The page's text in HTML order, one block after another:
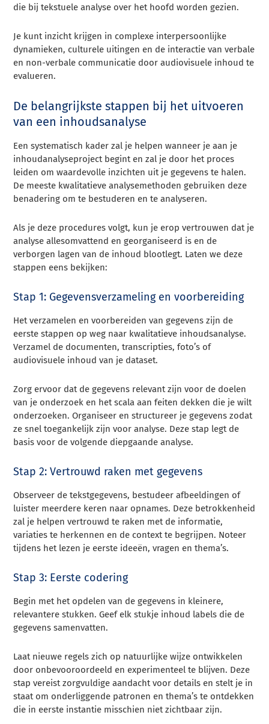
die bij tekstuele analyse over het hoofd worden gezien.
Je kunt inzicht krijgen in complexe interpersoonlijke
dynamieken, culturele uitingen en de interactie van verbale
en non-verbale communicatie door audiovisuele inhoud te
evalueren.
De belangrijkste stappen bij het uitvoeren
van een inhoudsanalyse
Een systematisch kader zal je helpen wanneer je aan je
inhoudanalyseproject begint en zal je door het proces
leiden om waardevolle inzichten uit je gegevens te halen.
De meeste kwalitatieve analysemethoden gebruiken deze
benadering om te bestuderen en te analyseren.
Als je deze procedures volgt, kun je erop vertrouwen dat je
analyse allesomvattend en georganiseerd is en de
verborgen lagen van de inhoud blootlegt. Laten we deze
stappen eens bekijken:
Stap 1: Gegevensverzameling en voorbereiding
Het verzamelen en voorbereiden van gegevens zijn de
eerste stappen op weg naar kwalitatieve inhoudsanalyse.
Verzamel de documenten, transcripties, foto’s of
audiovisuele inhoud van je dataset.
Zorg ervoor dat de gegevens relevant zijn voor de doelen
van je onderzoek en het scala aan feiten dekken die je wilt
onderzoeken. Organiseer en structureer je gegevens zodat
ze snel toegankelijk zijn voor analyse. Deze stap legt de
basis voor de volgende diepgaande analyse.
Stap 2: Vertrouwd raken met gegevens
Observeer de tekstgegevens, bestudeer afbeeldingen of
luister meerdere keren naar opnames. Deze betrokkenheid
zal je helpen vertrouwd te raken met de informatie,
variaties te herkennen en de context te begrijpen. Noteer
tijdens het lezen je eerste ideeën, vragen en thema’s.
Stap 3: Eerste codering
Begin met het opdelen van de gegevens in kleinere,
relevantere stukken. Geef elk stukje inhoud labels die de
gegevens samenvatten.
Laat nieuwe regels zich op natuurlijke wijze ontwikkelen
door onbevooroordeeld en experimenteel te blijven. Deze
stap vereist zorgvuldige aandacht voor details en stelt je in
staat om onderliggende patronen en thema’s te ontdekken
die in eerste instantie misschien niet zichtbaar zijn.